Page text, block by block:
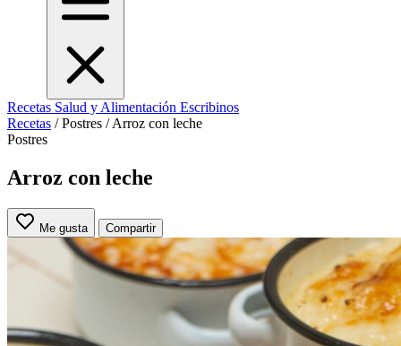
Recetas Salud y Alimentación Escribinos
Recetas / Postres / Arroz con leche
Postres
Arroz con leche
Me gusta Compartir